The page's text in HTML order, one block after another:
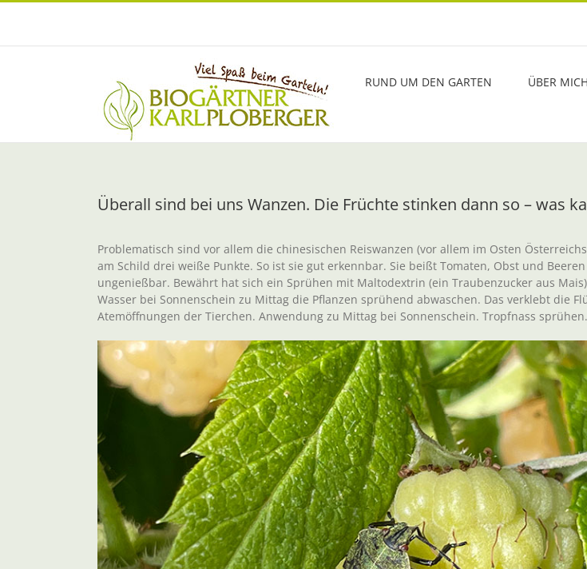
Zum
RUND UM DEN GARTEN ÜBER MICH
Überall sind bei uns Wanzen. Die Früchte stinken dann so – was
Problematisch sind vor allem die chinesischen Reiswanzen (vor allem im Osten
am Schild drei weiße Punkte. So ist sie gut erkennbar. Sie beißt Tomaten, Obst und
ungenießbar. Bewährt hat sich ein Sprühen mit Maltodextrin (ein Traubenzucker aus
Wasser bei Sonnenschein zu Mittag die Pflanzen sprühend abwaschen. Das verklebt die
Atemöffnungen der Tierchen. Anwendung zu Mittag bei Sonnenschein. Tropfnass sprühen.